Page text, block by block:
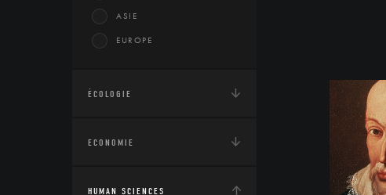
ASIE
EUROPE
ÉCOLOGIE
ECONOMIE
HUMAN SCIENCES